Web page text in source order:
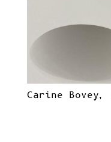
Carine Bovey,